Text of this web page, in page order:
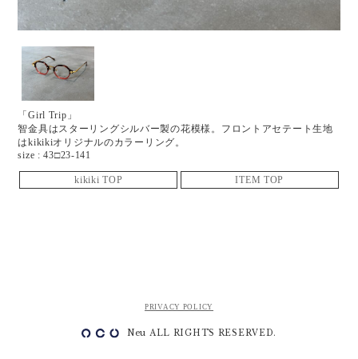
「Girl Trip」
智金具はスターリングシルバー製の花模様。フロントアセテート生地
はkikikiオリジナルのカラーリング。
size : 43□23-141
kikiki TOP ITEM TOP
PRIVACY POLICY
Neu ALL RIGHTS RESERVED.